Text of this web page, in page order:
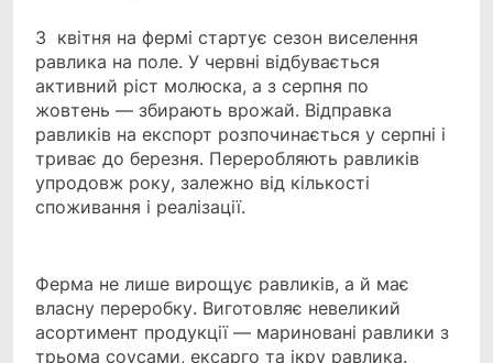
З квітня на фермі стартує сезон виселення
равлика на поле. У червні відбувається
активний ріст молюска, а з серпня по
жовтень — збирають врожай. Відправка
равликів на експорт розпочинається у серпні і
триває до березня. Переробляють равликів
упродовж року, залежно від кількості
споживання і реалізації.
Ферма не лише вирощує равликів, а й має
власну переробку. Виготовляє невеликий
асортимент продукції — мариновані равлики з
трьома соусами, ексарго та ікру равлика.